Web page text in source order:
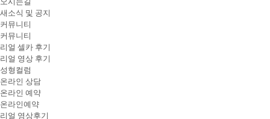
새소식 및 공지
커뮤니티
커뮤니티
리얼 셀카 후기
리얼 영상 후기
성형컬럼
온라인 상담
온라인 예약
온라인예약
리얼 영상후기